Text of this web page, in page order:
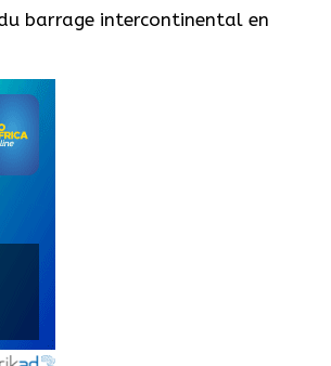
barrage intercontinental en